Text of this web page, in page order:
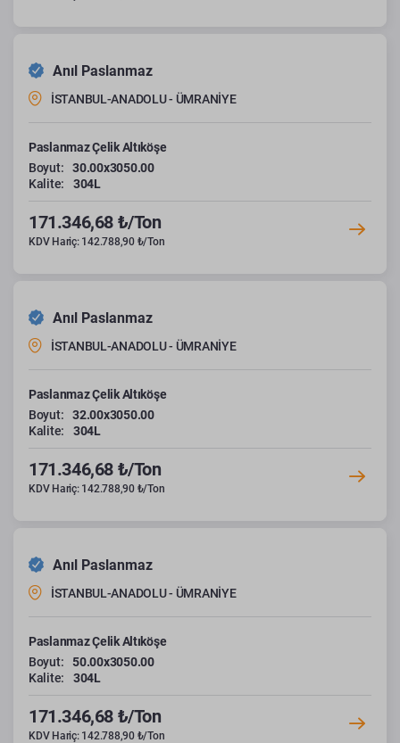
Anıl Paslanmaz
İSTANBUL-ANADOLU - ÜMRANİYE
Paslanmaz Çelik Altıköşe
Boyut:
30.00x3050.00
Kalite:
304L
171.346,68 ₺/Ton
KDV Hariç: 142.788,90 ₺/Ton
Anıl Paslanmaz
İSTANBUL-ANADOLU - ÜMRANİYE
Paslanmaz Çelik Altıköşe
Boyut:
32.00x3050.00
Kalite:
304L
171.346,68 ₺/Ton
KDV Hariç: 142.788,90 ₺/Ton
Anıl Paslanmaz
İSTANBUL-ANADOLU - ÜMRANİYE
Paslanmaz Çelik Altıköşe
Boyut:
50.00x3050.00
Kalite:
304L
171.346,68 ₺/Ton
KDV Hariç: 142.788,90 ₺/Ton